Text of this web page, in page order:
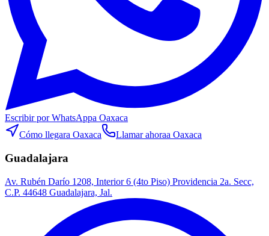
Escribir por WhatsAppa Oaxaca
Cómo llegara Oaxaca Llamar ahoraa Oaxaca
Guadalajara
Av. Rubén Darío 1208, Interior 6 (4to Piso) Providencia 2a. Secc,
C.P. 44648 Guadalajara, Jal.